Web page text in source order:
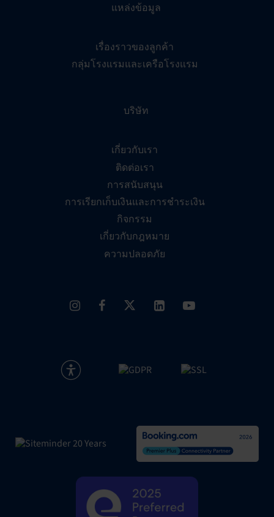
แหล่งข้อมูล
เรื่องราวของลูกค้า
กลุ่มโรงแรมและเครือโรงแรม
บริษัท
เกี่ยวกับเรา
ติดต่อเรา
การสนับสนุน
การเรียกเก็บเงินและการชำระเงิน
กิจกรรม
เกี่ยวกับกฎหมาย
ความปลอดภัย